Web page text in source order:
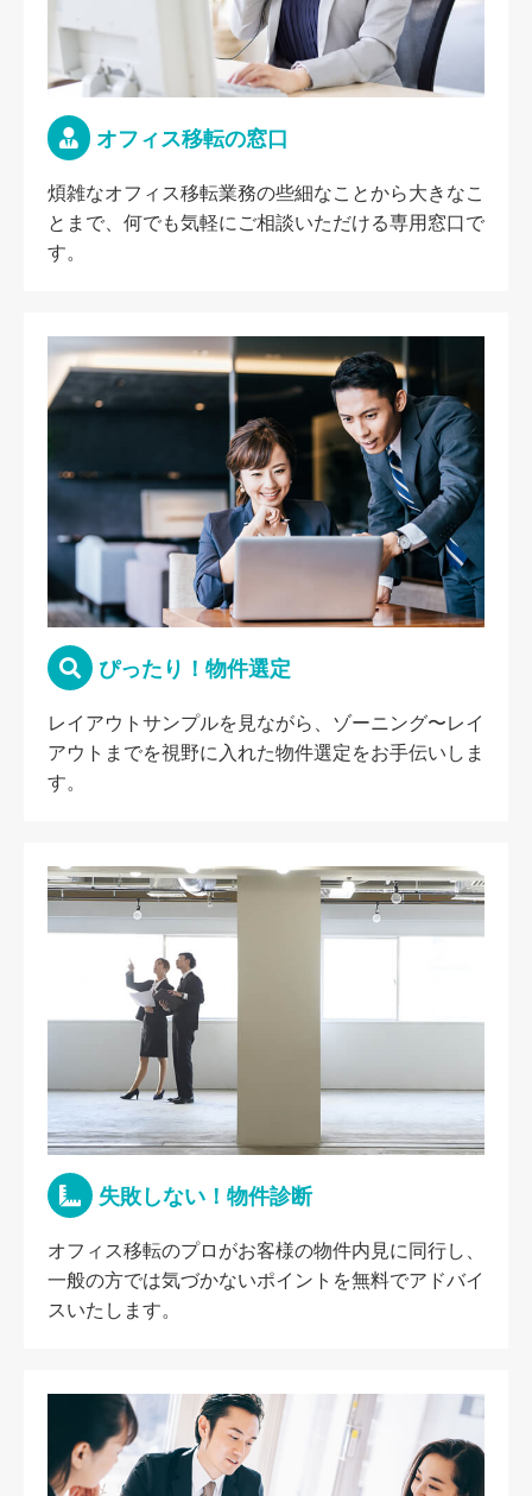
オフィス移転の窓口
煩雑なオフィス移転業務の些細なことから大きなこ
とまで、何でも気軽にご相談いただける専用窓口で
す。
ぴったり！物件選定
レイアウトサンプルを見ながら、ゾーニング〜レイ
アウトまでを視野に入れた物件選定をお手伝いしま
す。
失敗しない！物件診断
オフィス移転のプロがお客様の物件内見に同行し、
一般の方では気づかないポイントを無料でアドバイ
スいたします。